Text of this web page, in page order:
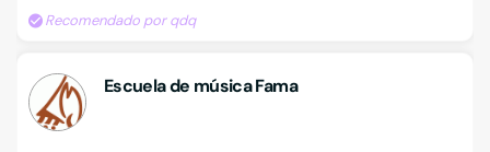
Recomendado por qdq
Escuela de música Fama